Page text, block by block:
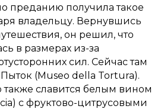
преданию получила такое
владельцу. Вернувшись
он решил, что
в размерах из-за
сил. Сейчас там
(Museo della Tortura).
славится белым вином
с фруктово-цитрусовыми